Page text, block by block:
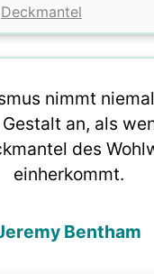
Deckmantel
nimmt
an, als
des
einherkommt.
Bentham